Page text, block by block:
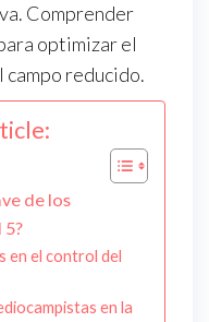
Comprender
optimizar el
reducido.
de los
en el control del
en la